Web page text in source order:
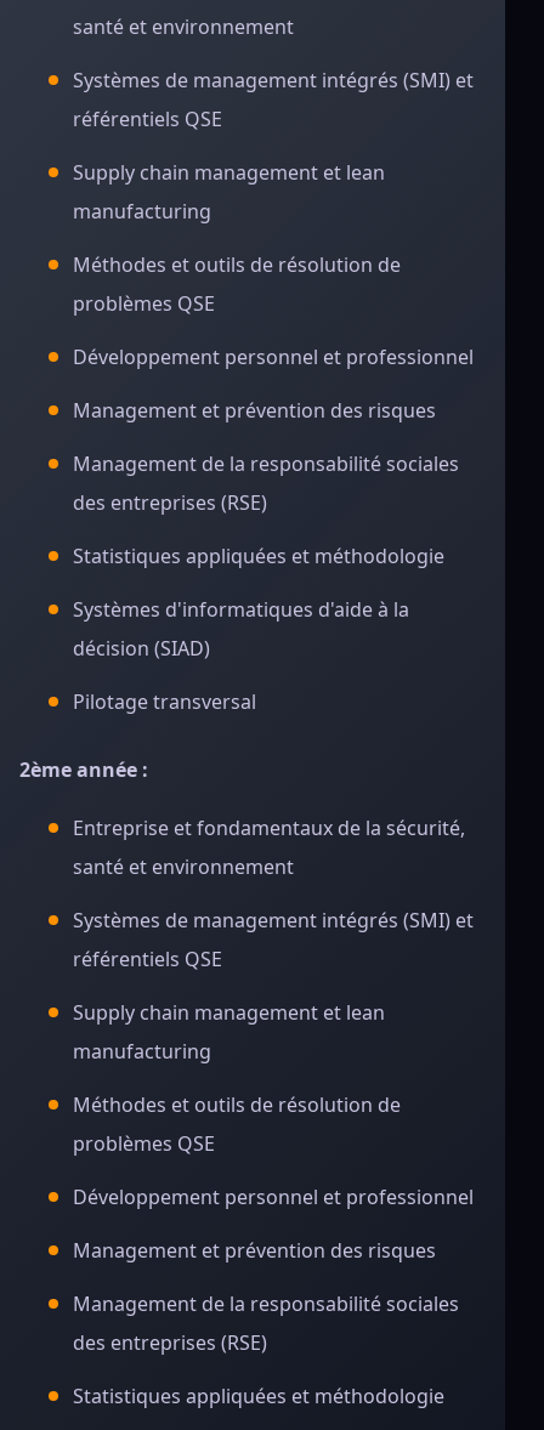
santé et environnement
Systèmes de management intégrés (SMI) et
référentiels QSE
Supply chain management et lean
manufacturing
Méthodes et outils de résolution de
problèmes QSE
Développement personnel et professionnel
Management et prévention des risques
Management de la responsabilité sociales
des entreprises (RSE)
Statistiques appliquées et méthodologie
Systèmes d'informatiques d'aide à la
décision (SIAD)
Pilotage transversal
2ème année :
Entreprise et fondamentaux de la sécurité,
santé et environnement
Systèmes de management intégrés (SMI) et
référentiels QSE
Supply chain management et lean
manufacturing
Méthodes et outils de résolution de
problèmes QSE
Développement personnel et professionnel
Management et prévention des risques
Management de la responsabilité sociales
des entreprises (RSE)
Statistiques appliquées et méthodologie